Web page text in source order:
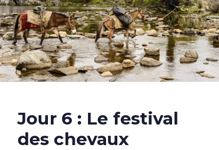
Jour 6 : Le festival
des chevaux